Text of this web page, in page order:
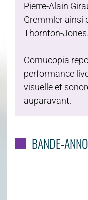
Pierre-Alain
Gremmler ainsi
Thornton-Jones.
Cornucopia
performance
visuelle et
auparavant.
BANDE-